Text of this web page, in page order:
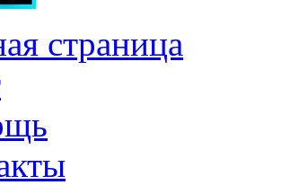
страница